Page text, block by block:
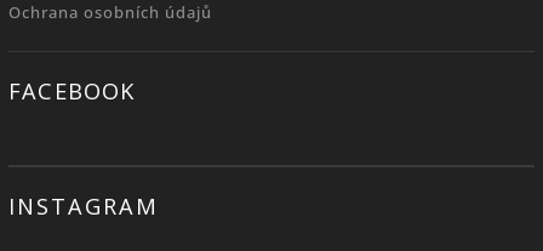
Ochrana osobních údajů
FACEBOOK
INSTAGRAM